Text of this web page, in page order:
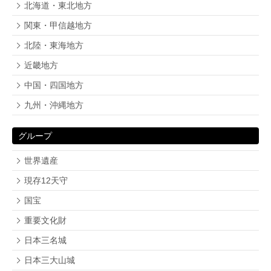
北海道・東北地方
関東・甲信越地方
北陸・東海地方
近畿地方
中国・四国地方
九州・沖縄地方
グループ
世界遺産
現存12天守
国宝
重要文化財
日本三名城
日本三大山城